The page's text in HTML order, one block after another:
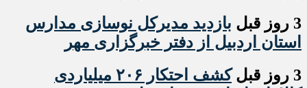
3 روز قبل
بازدید مدیرکل نوسازی مدارس
استان اردبیل از دفتر خبرگزاری مهر
3 روز قبل
کشف احتکار ۲۰۶ میلیاردی